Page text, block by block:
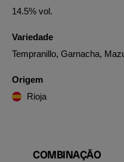
14.5% vol.
Variedade
Tempranillo, Garnacha,
Origem
Rioja
COMBINAÇÃO